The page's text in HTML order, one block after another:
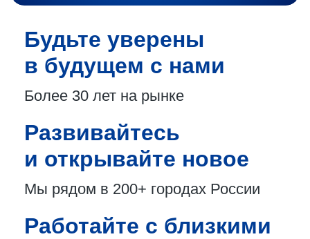
Будьте уверены
в будущем с нами
Более 30 лет на рынке
Развивайтесь
и открывайте новое
Мы рядом в 200+ городах России
Работайте с близкими